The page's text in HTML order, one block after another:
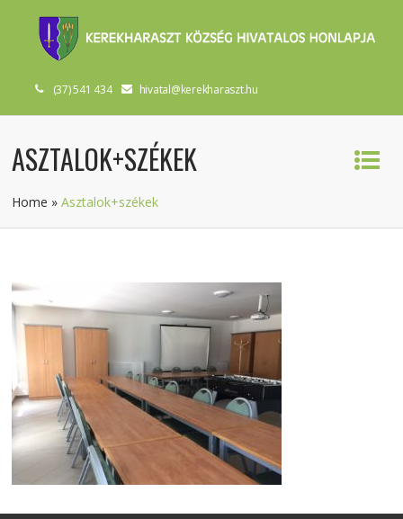
(37) 541 434 hivatal@kerekharaszt.hu
ASZTALOK+SZÉKEK
Home »Asztalok+székek